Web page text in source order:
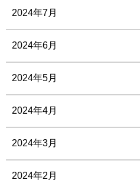
2024年7月
2024年6月
2024年5月
2024年4月
2024年3月
2024年2月